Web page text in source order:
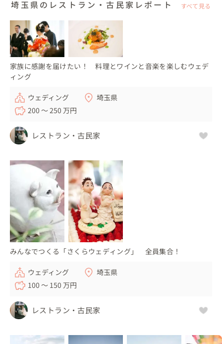
埼玉県のレストラン・古民家レポート すべて見る
家族に感謝を届けたい！ 料理とワインと音楽を楽しむウェデ
ィング
ウェディング
埼玉県
200 〜 250 万円
レストラン・古民家
みんなでつくる「さくらウェディング」 全員集合！
ウェディング
埼玉県
100 〜 150 万円
レストラン・古民家